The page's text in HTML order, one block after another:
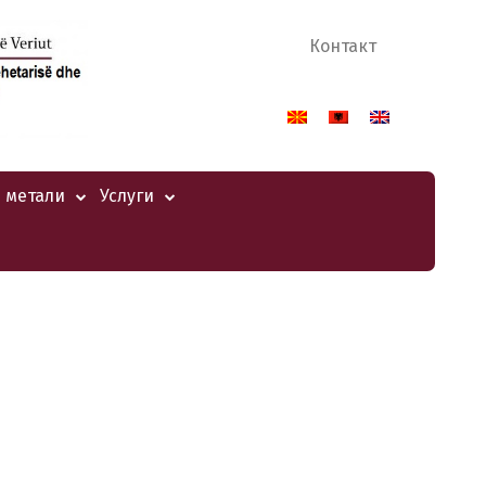
Контакт
Услуги